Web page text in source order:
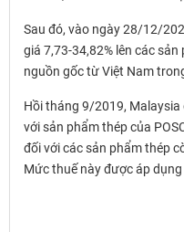
Sau đó, vào ngày 28/12/
giá 7,73-34,82% lên các
nguồn gốc từ Việt Nam
Hồi tháng 9/2019,
với sản phẩm thép của
đối với các sản phẩm thép
Mức thuế này được áp